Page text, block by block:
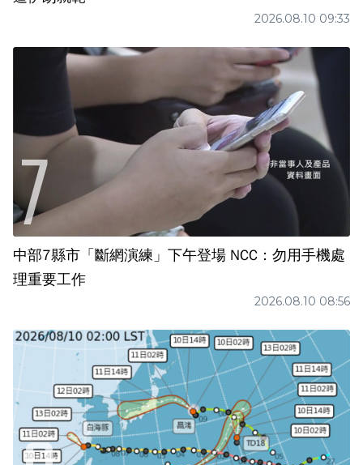
2026.08.10 09:33
中部7縣市「斷網演練」下午登場 NCC：勿用手機處
理重要工作
2026.08.10 08:56